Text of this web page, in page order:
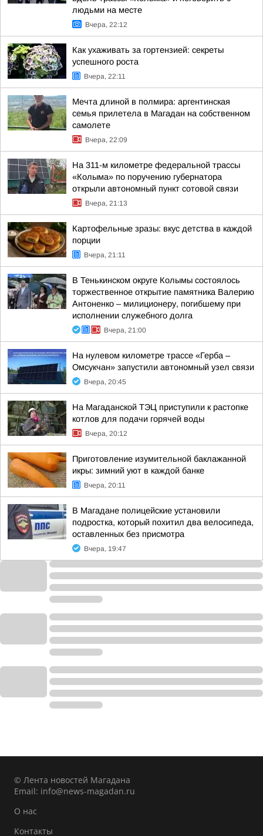
людьми на месте
Вчера, 22:12
Как ухаживать за гортензией: секреты
успешного роста
Вчера, 22:11
Мечта длиной в полмира: аргентинская
семья прилетела в Магадан на собственном
самолете
Вчера, 22:09
На 311-м километре федеральной трассы
«Колыма» по поручению губернатора
открыли автономный пункт сотовой связи
Вчера, 21:13
Картофельные зразы: вкус детства в каждой
порции
Вчера, 21:11
В Тенькинском округе Колымы состоялось
торжественное открытие памятника Валерию
Антоненко – милиционеру, погибшему при
исполнении служебного долга
Вчера, 21:00
На нулевом километре трассе «Герба –
Омсукчан» запустили автономный узел связи
Вчера, 20:45
На Магаданской ТЭЦ приступили к растопке
котлов для подачи горячей воды
Вчера, 20:12
Приготовление изумительной баклажанной
икры: зимний уют в каждой банке
Вчера, 20:11
В Магадане полицейские установили
подростка, который похитил два велосипеда,
оставленных без присмотра
Вчера, 19:47
© Лента новостей Магадана
Email: info@news-magadan.ru
О нас
Контакты